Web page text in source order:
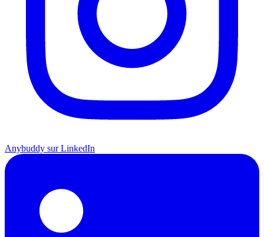
Anybuddy sur LinkedIn